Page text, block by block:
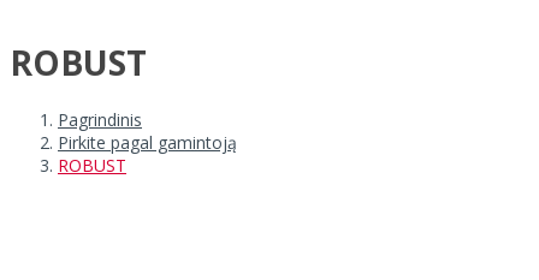
ROBUST
Pagrindinis
Pirkite pagal gamintoją
ROBUST